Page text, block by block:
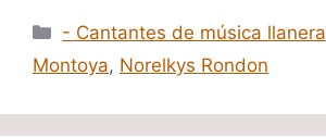
Categorías
- Cantantes de música llanera
Montoya, Norelkys Rondon